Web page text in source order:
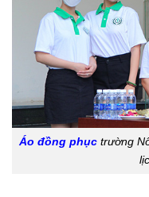
Áo đồng phục trường